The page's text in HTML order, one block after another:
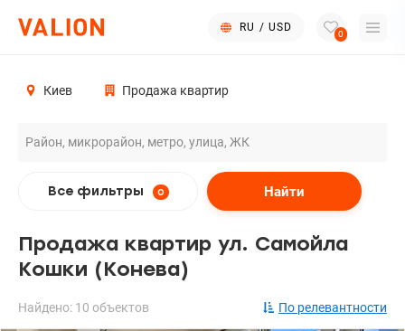
RU / USD
0
Киев Продажа квартир
Все фильтры 0 Найти
Продажа квартир ул. Самойла
Кошки (Конева)
Найдено: 10 объектов По релевантности